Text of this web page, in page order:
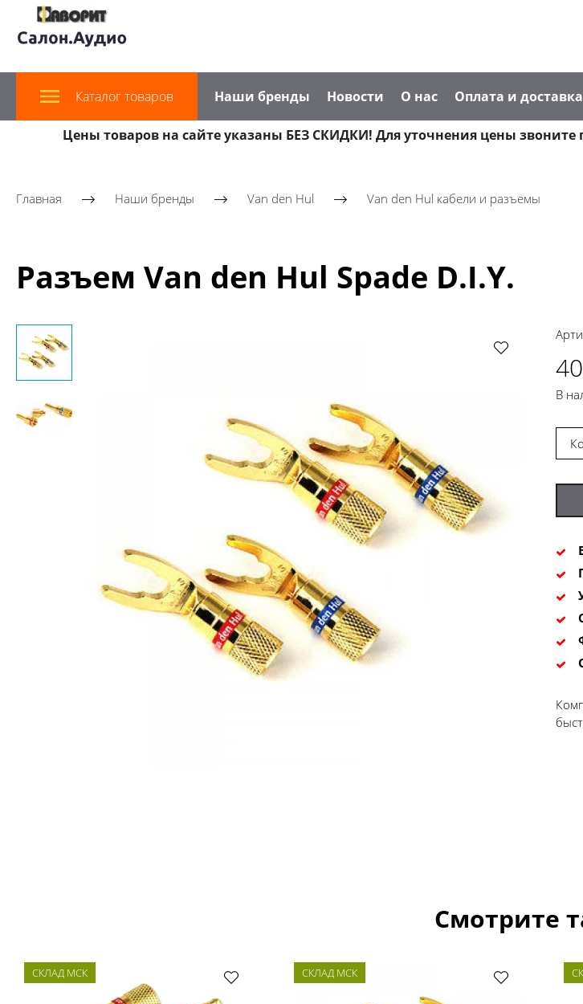
Каталог товаров Наши бренды Новости О нас Оплата и доставка
Цены товаров на сайте указаны БЕЗ СКИДКИ! Для уточнения цены звоните
Главная Наши бренды Van den Hul Van den Hul кабели и разъемы
Разъем Van den Hul Spade D.I.Y.
В
Смотрите
СКЛАД МСК СКЛАД МСК